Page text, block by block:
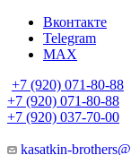
Вконтакте
Telegram
MAX
+7 (920) 071-80-88
+7 (920) 071-80-88
+7 (920) 037-70-00
kasatkin-